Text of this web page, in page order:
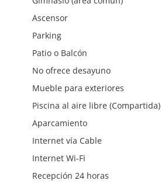
Ascensor
Parking
Patio o Balcón
No ofrece desayuno
Mueble para exteriores
Piscina al aire libre (Compartida)
Aparcamiento
Internet vía Cable
Internet Wi-Fi
Recepción 24 horas